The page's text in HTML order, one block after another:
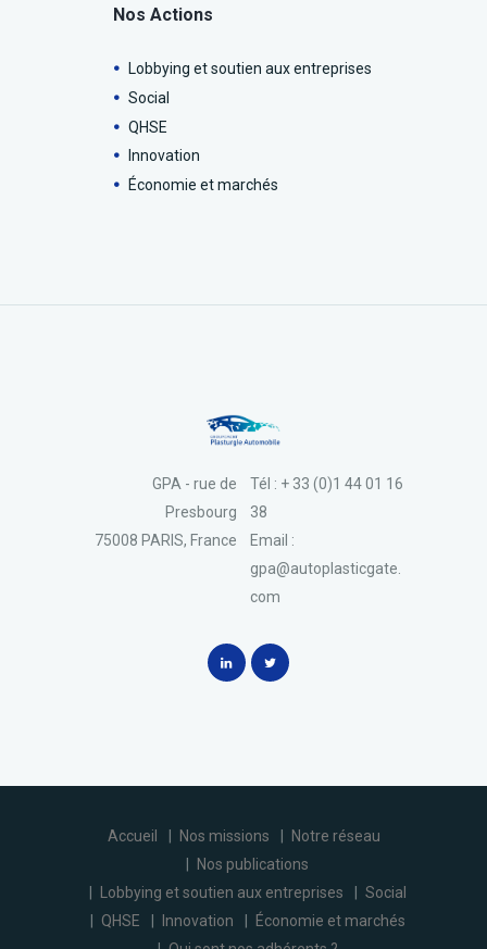
Nos Actions
Lobbying et soutien aux entreprises
Social
QHSE
Innovation
Économie et marchés
Tél : + 33 (0)1 44 01 16
38
Email :
gpa@autoplasticgate.
com
GPA - rue de
Presbourg
75008 PARIS, France
Accueil Nos missions
Notre réseau
Nos publications
Lobbying et soutien aux entreprises
Social
QHSE
Innovation
Économie et marchés